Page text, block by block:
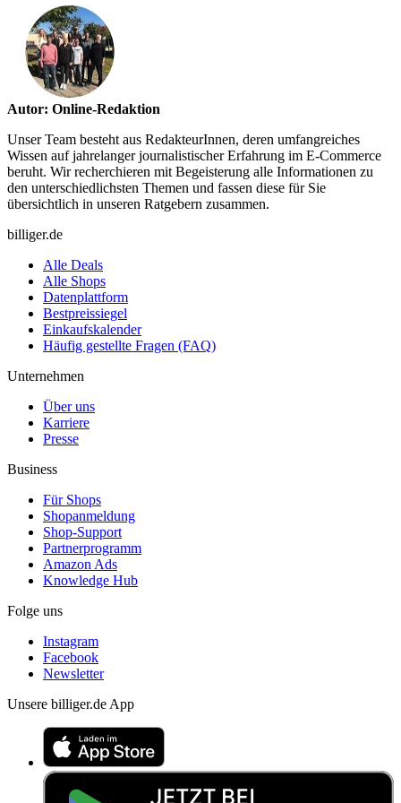
Autor: Online-Redaktion
Unser Team besteht aus RedakteurInnen, deren umfangreiches
Wissen auf jahrelanger journalistischer Erfahrung im E-Commerce
beruht. Wir recherchieren mit Begeisterung alle Informationen zu
den unterschiedlichsten Themen und fassen diese für Sie
übersichtlich in unseren Ratgebern zusammen.
billiger.de
Alle Deals
Alle Shops
Datenplattform
Bestpreissiegel
Einkaufskalender
Häufig gestellte Fragen (FAQ)
Unternehmen
Über uns
Karriere
Presse
Business
Für Shops
Shopanmeldung
Shop-Support
Partnerprogramm
Amazon Ads
Knowledge Hub
Folge uns
Instagram
Facebook
Newsletter
Unsere billiger.de App